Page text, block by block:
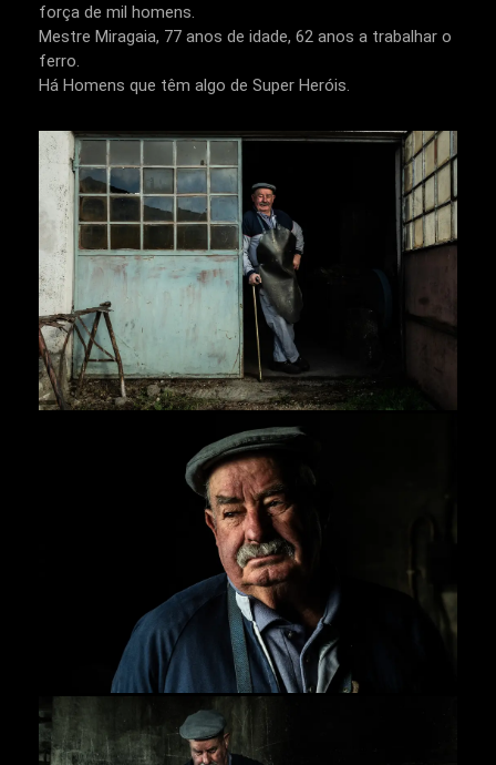
força de mil homens.
Mestre Miragaia, 77 anos de idade, 62 anos a trabalhar o
ferro.
Há Homens que têm algo de Super Heróis.